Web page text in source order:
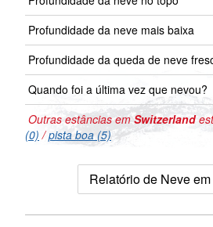
Profundidade da neve mais baixa
Profundidade da queda de neve
Quando foi a última vez que nevou?
Outras estâncias emSwitzerland
(0) /pista boa (5)
Relatório de Neve